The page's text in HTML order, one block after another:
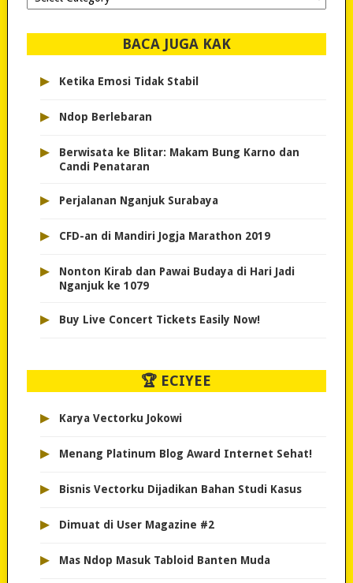
dipilih..
BACA JUGA KAK
▸ Ketika Emosi Tidak Stabil
▸ Ndop Berlebaran
▸
Berwisata ke Blitar: Makam Bung Karno dan
Candi Penataran
▸ Perjalanan Nganjuk Surabaya
▸ CFD-an di Mandiri Jogja Marathon 2019
▸
Nonton Kirab dan Pawai Budaya di Hari Jadi
Nganjuk ke 1079
▸ Buy Live Concert Tickets Easily Now!
🏆 ECIYEE
▸ Karya Vectorku Jokowi
▸ Menang Platinum Blog Award Internet Sehat!
▸ Bisnis Vectorku Dijadikan Bahan Studi Kasus
▸ Dimuat di User Magazine #2
▸ Mas Ndop Masuk Tabloid Banten Muda